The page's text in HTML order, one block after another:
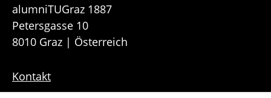
alumniTUGraz 1887
Petersgasse 10
8010 Graz | Österreich
Kontakt